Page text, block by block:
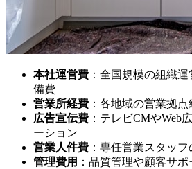
本社運営費 ：全国規模の組織
備費
営業所経費 ：各地域の営業拠点
広告宣伝費 ：テレビCMやWeb
ーション
営業人件費 ：専任営業スタッ
管理費用 ：品質管理や顧客サ